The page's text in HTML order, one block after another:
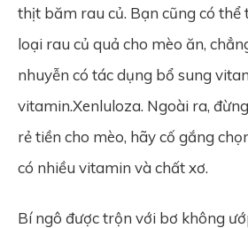
thịt băm rau củ. Bạn cũng có thể
loại rau củ quả cho mèo ăn,
nhuyễn có tác dụng bổ sung
vitamin.Xenluloza. Ngoài ra,
rẻ tiền cho mèo, hãy cố gắng
có nhiều vitamin và chất xơ.
Bí ngô được trộn với bơ không